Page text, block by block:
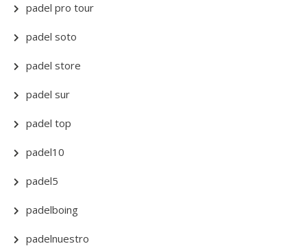
padel pro tour
padel soto
padel store
padel sur
padel top
padel10
padel5
padelboing
padelnuestro